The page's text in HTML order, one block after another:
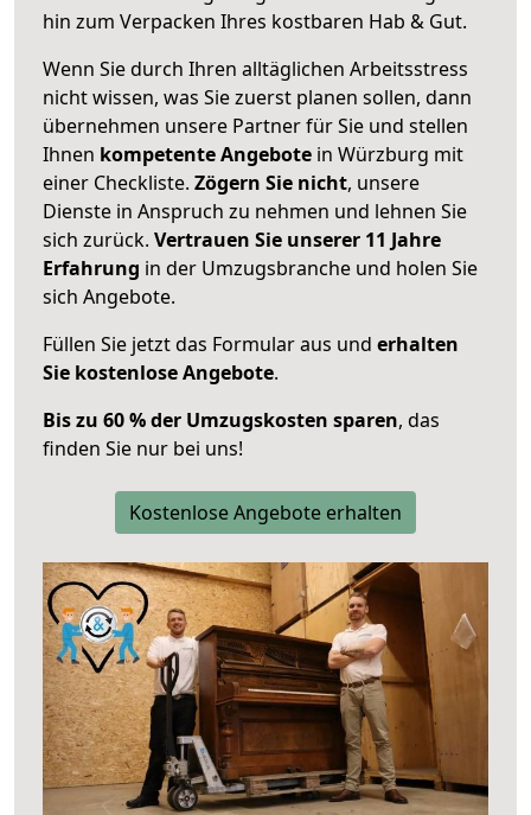
hin zum Verpacken Ihres kostbaren Hab & Gut.
Wenn Sie durch Ihren alltäglichen Arbeitsstress
nicht wissen, was Sie zuerst planen sollen, dann
übernehmen unsere Partner für Sie und stellen
Ihnen kompetente Angebote in Würzburg mit
einer Checkliste. Zögern Sie nicht, unsere
Dienste in Anspruch zu nehmen und lehnen Sie
sich zurück. Vertrauen Sie unserer 11 Jahre
Erfahrung in der Umzugsbranche und holen Sie
sich Angebote.
Füllen Sie jetzt das Formular aus und erhalten
Sie kostenlose Angebote.
Bis zu 60 % der Umzugskosten sparen, das
finden Sie nur bei uns!
Kostenlose Angebote erhalten